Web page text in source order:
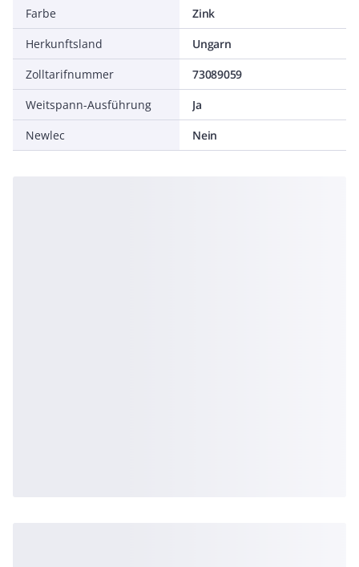
Farbe
Zink
Herkunftsland
Ungarn
Zolltarifnummer
73089059
Weitspann-Ausführung
Ja
Newlec
Nein